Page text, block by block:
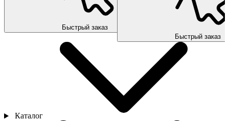
Быстрый заказ
Быстрый заказ
Каталог